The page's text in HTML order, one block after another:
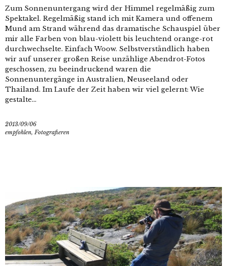
Zum Sonnenuntergang wird der Himmel regelmäßig zum
Spektakel. Regelmäßig stand ich mit Kamera und offenem
Mund am Strand während das dramatische Schauspiel über
mir alle Farben von blau-violett bis leuchtend orange-rot
durchwechselte. Einfach Woow. Selbstverständlich haben
wir auf unserer großen Reise unzählige Abendrot-Fotos
geschossen, zu beeindruckend waren die
Sonnenuntergänge in Australien, Neuseeland oder
Thailand. Im Laufe der Zeit haben wir viel gelernt: Wie
gestalte...
2013/09/06
empfohlen, Fotografieren